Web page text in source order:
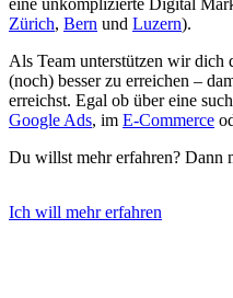
eine unkomplizierte Digital
Zürich, Bern und Luzern).
Als Team unterstützen wir dich
(noch) besser zu erreichen –
erreichst. Egal ob über eine
Google Ads, im E-Commerce
Du willst mehr erfahren? Dann
Ich will mehr erfahren